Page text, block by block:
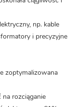
np. kable
i precyzyjne
zoptymalizowana
na rozciąganie